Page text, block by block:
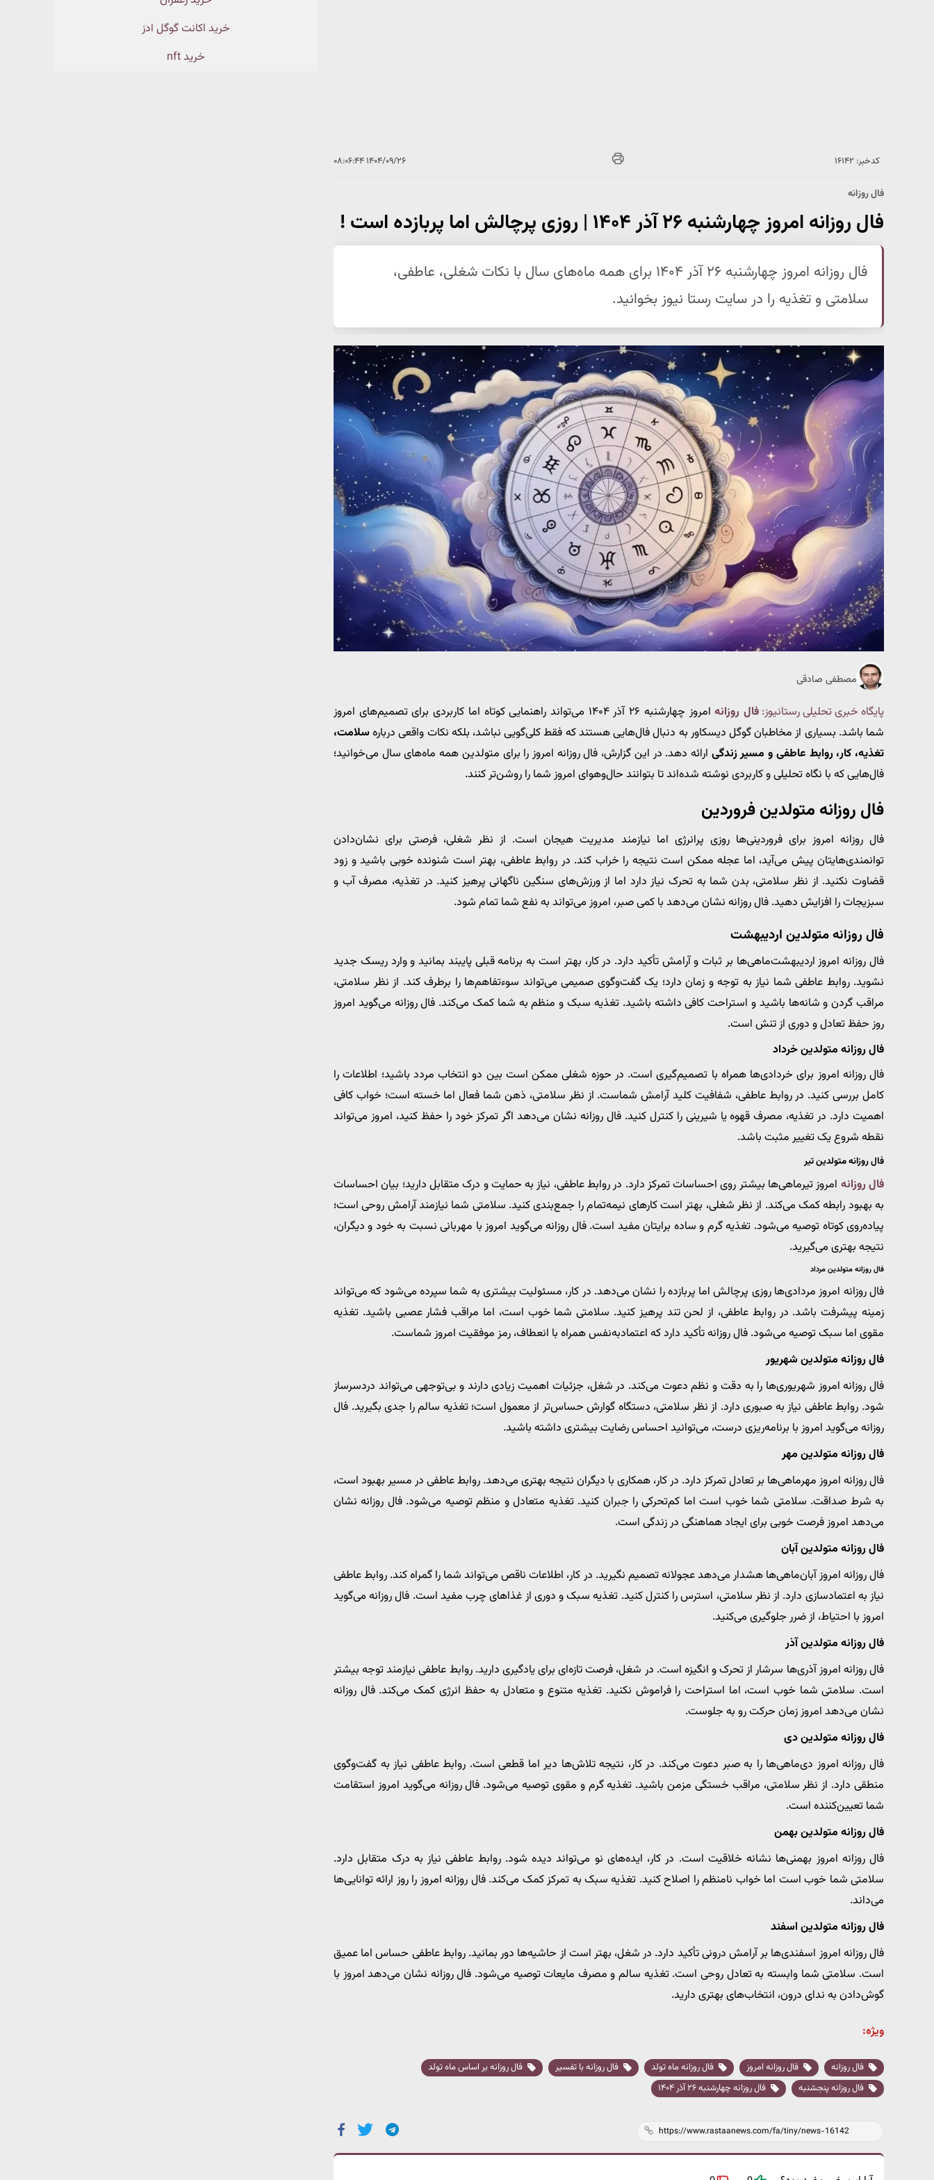
کدخبر: ۱۶۱۴۲ ۱۴۰۴/۰۹/۲۶ ۰۸:۰۶:۴۴
فال روزانه
فال روزانه امروز چهارشنبه ۲۶ آذر ۱۴۰۴ | روزی پرچالش اما پربازده است !
فال روزانه امروز چهارشنبه ۲۶ آذر ۱۴۰۴ برای همه ماه‌های سال با نکات شغلی، عاطفی،
سلامتی و تغذیه را در سایت رستا نیوز بخوانید.
مصطفی صادقی
پایگاه خبری تحلیلی رستانیوز: فال روزانه
امروز چهارشنبه ۲۶ آذر ۱۴۰۴ می‌تواند راهنمایی کوتاه اما کاربردی برای تصمیم‌های امروز
شما باشد. بسیاری از مخاطبان گوگل دیسکاور به دنبال فال‌هایی هستند که فقط کلی‌گویی نباشد، بلکه نکات واقعی درباره سلامت،
تغذیه، کار، روابط عاطفی و مسیر زندگی ارائه دهد. در این گزارش، فال روزانه امروز را برای متولدین همه ماه‌های سال می‌خوانید؛
فال‌هایی که با نگاه تحلیلی و کاربردی نوشته شده‌اند تا بتوانند حال‌وهوای امروز شما را روشن‌تر کنند.
فال روزانه متولدین فروردین
فال روزانه امروز برای فروردینی‌ها روزی پرانرژی اما نیازمند مدیریت هیجان است. از نظر شغلی، فرصتی برای نشان‌دادن
توانمندی‌هایتان پیش می‌آید، اما عجله ممکن است نتیجه را خراب کند. در روابط عاطفی، بهتر است شنونده خوبی باشید و زود
قضاوت نکنید. از نظر سلامتی، بدن شما به تحرک نیاز دارد اما از ورزش‌های سنگین ناگهانی پرهیز کنید. در تغذیه، مصرف آب و
سبزیجات را افزایش دهید. فال روزانه نشان می‌دهد با کمی صبر، امروز می‌تواند به نفع شما تمام شود.
فال روزانه متولدین اردیبهشت
فال روزانه امروز اردیبهشت‌ماهی‌ها بر ثبات و آرامش تأکید دارد. در کار، بهتر است به برنامه قبلی پایبند بمانید و وارد ریسک جدید
نشوید. روابط عاطفی شما نیاز به توجه و زمان دارد؛ یک گفت‌وگوی صمیمی می‌تواند سوءتفاهم‌ها را برطرف کند. از نظر سلامتی،
مراقب گردن و شانه‌ها باشید و استراحت کافی داشته باشید. تغذیه سبک و منظم به شما کمک می‌کند. فال روزانه می‌گوید امروز
روز حفظ تعادل و دوری از تنش است.
فال روزانه متولدین خرداد
فال روزانه امروز برای خردادی‌ها همراه با تصمیم‌گیری است. در حوزه شغلی ممکن است بین دو انتخاب مردد باشید؛ اطلاعات را
کامل بررسی کنید. در روابط عاطفی، شفافیت کلید آرامش شماست. از نظر سلامتی، ذهن شما فعال اما خسته است؛ خواب کافی
اهمیت دارد. در تغذیه، مصرف قهوه یا شیرینی را کنترل کنید. فال روزانه نشان می‌دهد اگر تمرکز خود را حفظ کنید، امروز می‌تواند
نقطه شروع یک تغییر مثبت باشد.
فال روزانه متولدین تیر
فال روزانه امروز تیرماهی‌ها بیشتر روی احساسات تمرکز دارد. در روابط عاطفی، نیاز به حمایت و درک متقابل دارید؛ بیان احساسات
به بهبود رابطه کمک می‌کند. از نظر شغلی، بهتر است کارهای نیمه‌تمام را جمع‌بندی کنید. سلامتی شما نیازمند آرامش روحی است؛
پیاده‌روی کوتاه توصیه می‌شود. تغذیه گرم و ساده برایتان مفید است. فال روزانه می‌گوید امروز با مهربانی نسبت به خود و دیگران،
نتیجه بهتری می‌گیرید.
فال روزانه متولدین مرداد
فال روزانه امروز مردادی‌ها روزی پرچالش اما پربازده را نشان می‌دهد. در کار، مسئولیت بیشتری به شما سپرده می‌شود که می‌تواند
زمینه پیشرفت باشد. در روابط عاطفی، از لحن تند پرهیز کنید. سلامتی شما خوب است، اما مراقب فشار عصبی باشید. تغذیه
مقوی اما سبک توصیه می‌شود. فال روزانه تأکید دارد که اعتمادبه‌نفس همراه با انعطاف، رمز موفقیت امروز شماست.
فال روزانه متولدین شهریور
فال روزانه امروز شهریوری‌ها را به دقت و نظم دعوت می‌کند. در شغل، جزئیات اهمیت زیادی دارند و بی‌توجهی می‌تواند دردسرساز
شود. روابط عاطفی نیاز به صبوری دارد. از نظر سلامتی، دستگاه گوارش حساس‌تر از معمول است؛ تغذیه سالم را جدی بگیرید. فال
روزانه می‌گوید امروز با برنامه‌ریزی درست، می‌توانید احساس رضایت بیشتری داشته باشید.
فال روزانه متولدین مهر
فال روزانه امروز مهرماهی‌ها بر تعادل تمرکز دارد. در کار، همکاری با دیگران نتیجه بهتری می‌دهد. روابط عاطفی در مسیر بهبود است،
به شرط صداقت. سلامتی شما خوب است اما کم‌تحرکی را جبران کنید. تغذیه متعادل و منظم توصیه می‌شود. فال روزانه نشان
می‌دهد امروز فرصت خوبی برای ایجاد هماهنگی در زندگی است.
فال روزانه متولدین آبان
فال روزانه امروز آبان‌ماهی‌ها هشدار می‌دهد عجولانه تصمیم نگیرید. در کار، اطلاعات ناقص می‌تواند شما را گمراه کند. روابط عاطفی
نیاز به اعتمادسازی دارد. از نظر سلامتی، استرس را کنترل کنید. تغذیه سبک و دوری از غذاهای چرب مفید است. فال روزانه می‌گوید
امروز با احتیاط، از ضرر جلوگیری می‌کنید.
فال روزانه متولدین آذر
فال روزانه امروز آذری‌ها سرشار از تحرک و انگیزه است. در شغل، فرصت تازه‌ای برای یادگیری دارید. روابط عاطفی نیازمند توجه بیشتر
است. سلامتی شما خوب است، اما استراحت را فراموش نکنید. تغذیه متنوع و متعادل به حفظ انرژی کمک می‌کند. فال روزانه
نشان می‌دهد امروز زمان حرکت رو به جلوست.
فال روزانه متولدین دی
فال روزانه امروز دی‌ماهی‌ها را به صبر دعوت می‌کند. در کار، نتیجه تلاش‌ها دیر اما قطعی است. روابط عاطفی نیاز به گفت‌وگوی
منطقی دارد. از نظر سلامتی، مراقب خستگی مزمن باشید. تغذیه گرم و مقوی توصیه می‌شود. فال روزانه می‌گوید امروز استقامت
شما تعیین‌کننده است.
فال روزانه متولدین بهمن
فال روزانه امروز بهمنی‌ها نشانه خلاقیت است. در کار، ایده‌های نو می‌تواند دیده شود. روابط عاطفی نیاز به درک متقابل دارد.
سلامتی شما خوب است اما خواب نامنظم را اصلاح کنید. تغذیه سبک به تمرکز کمک می‌کند. فال روزانه امروز را روز ارائه توانایی‌ها
می‌داند.
فال روزانه متولدین اسفند
فال روزانه امروز اسفندی‌ها بر آرامش درونی تأکید دارد. در شغل، بهتر است از حاشیه‌ها دور بمانید. روابط عاطفی حساس اما عمیق
است. سلامتی شما وابسته به تعادل روحی است. تغذیه سالم و مصرف مایعات توصیه می‌شود. فال روزانه نشان می‌دهد امروز با
گوش‌دادن به ندای درون، انتخاب‌های بهتری دارید.
ویژه:
فال روزانه فال روزانه امروز فال روزانه ماه تولد فال روزانه با تفسیر
فال روزانه بر اساس ماه تولد
فال روزانه پنجشنبه
فال روزانه چهارشنبه ۲۶ آذر ۱۴۰۴
خرید اکانت گوگل ادز
خرید nft